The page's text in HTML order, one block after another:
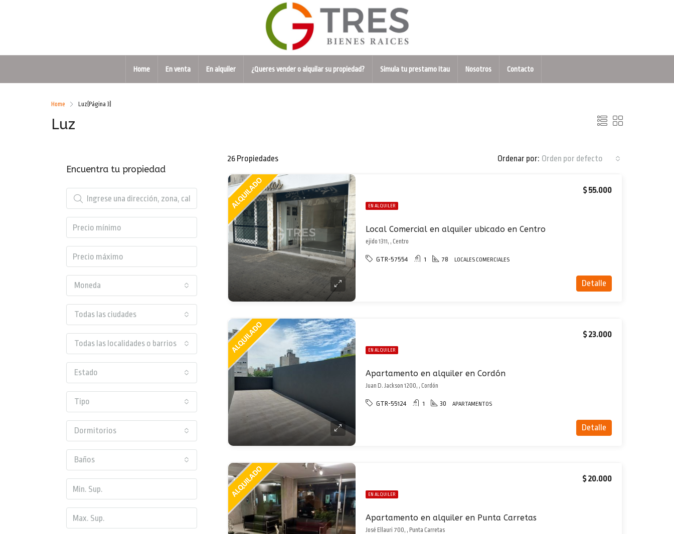
Home En venta En alquiler ¿Queres vender o alquilar su propiedad? Simula tu prestamo Itau Nosotros Contacto
Home Luz (Página 3)
Luz
26 Propiedades Ordenar por: Orden por defecto
EN ALQUILER
Local Comercial en alquiler ubicado en Centro
$ 55.000
ejido 1311, , Centro
GTR-57554 1 78 LOCALES COMERCIALES
Detalle
EN ALQUILER
Apartamento en alquiler en Cordón
$ 23.000
Juan D. Jackson 1200, , Cordón
GTR-55124 1 30 APARTAMENTOS
Detalle
EN ALQUILER
Apartamento en alquiler en Punta Carretas
$ 20.000
José Ellauri 700, , Punta Carretas
Encuentra tu propiedad
Moneda
Todas las ciudades
Todas las localidades o barrios
Estado
Tipo
Dormitorios
Baños